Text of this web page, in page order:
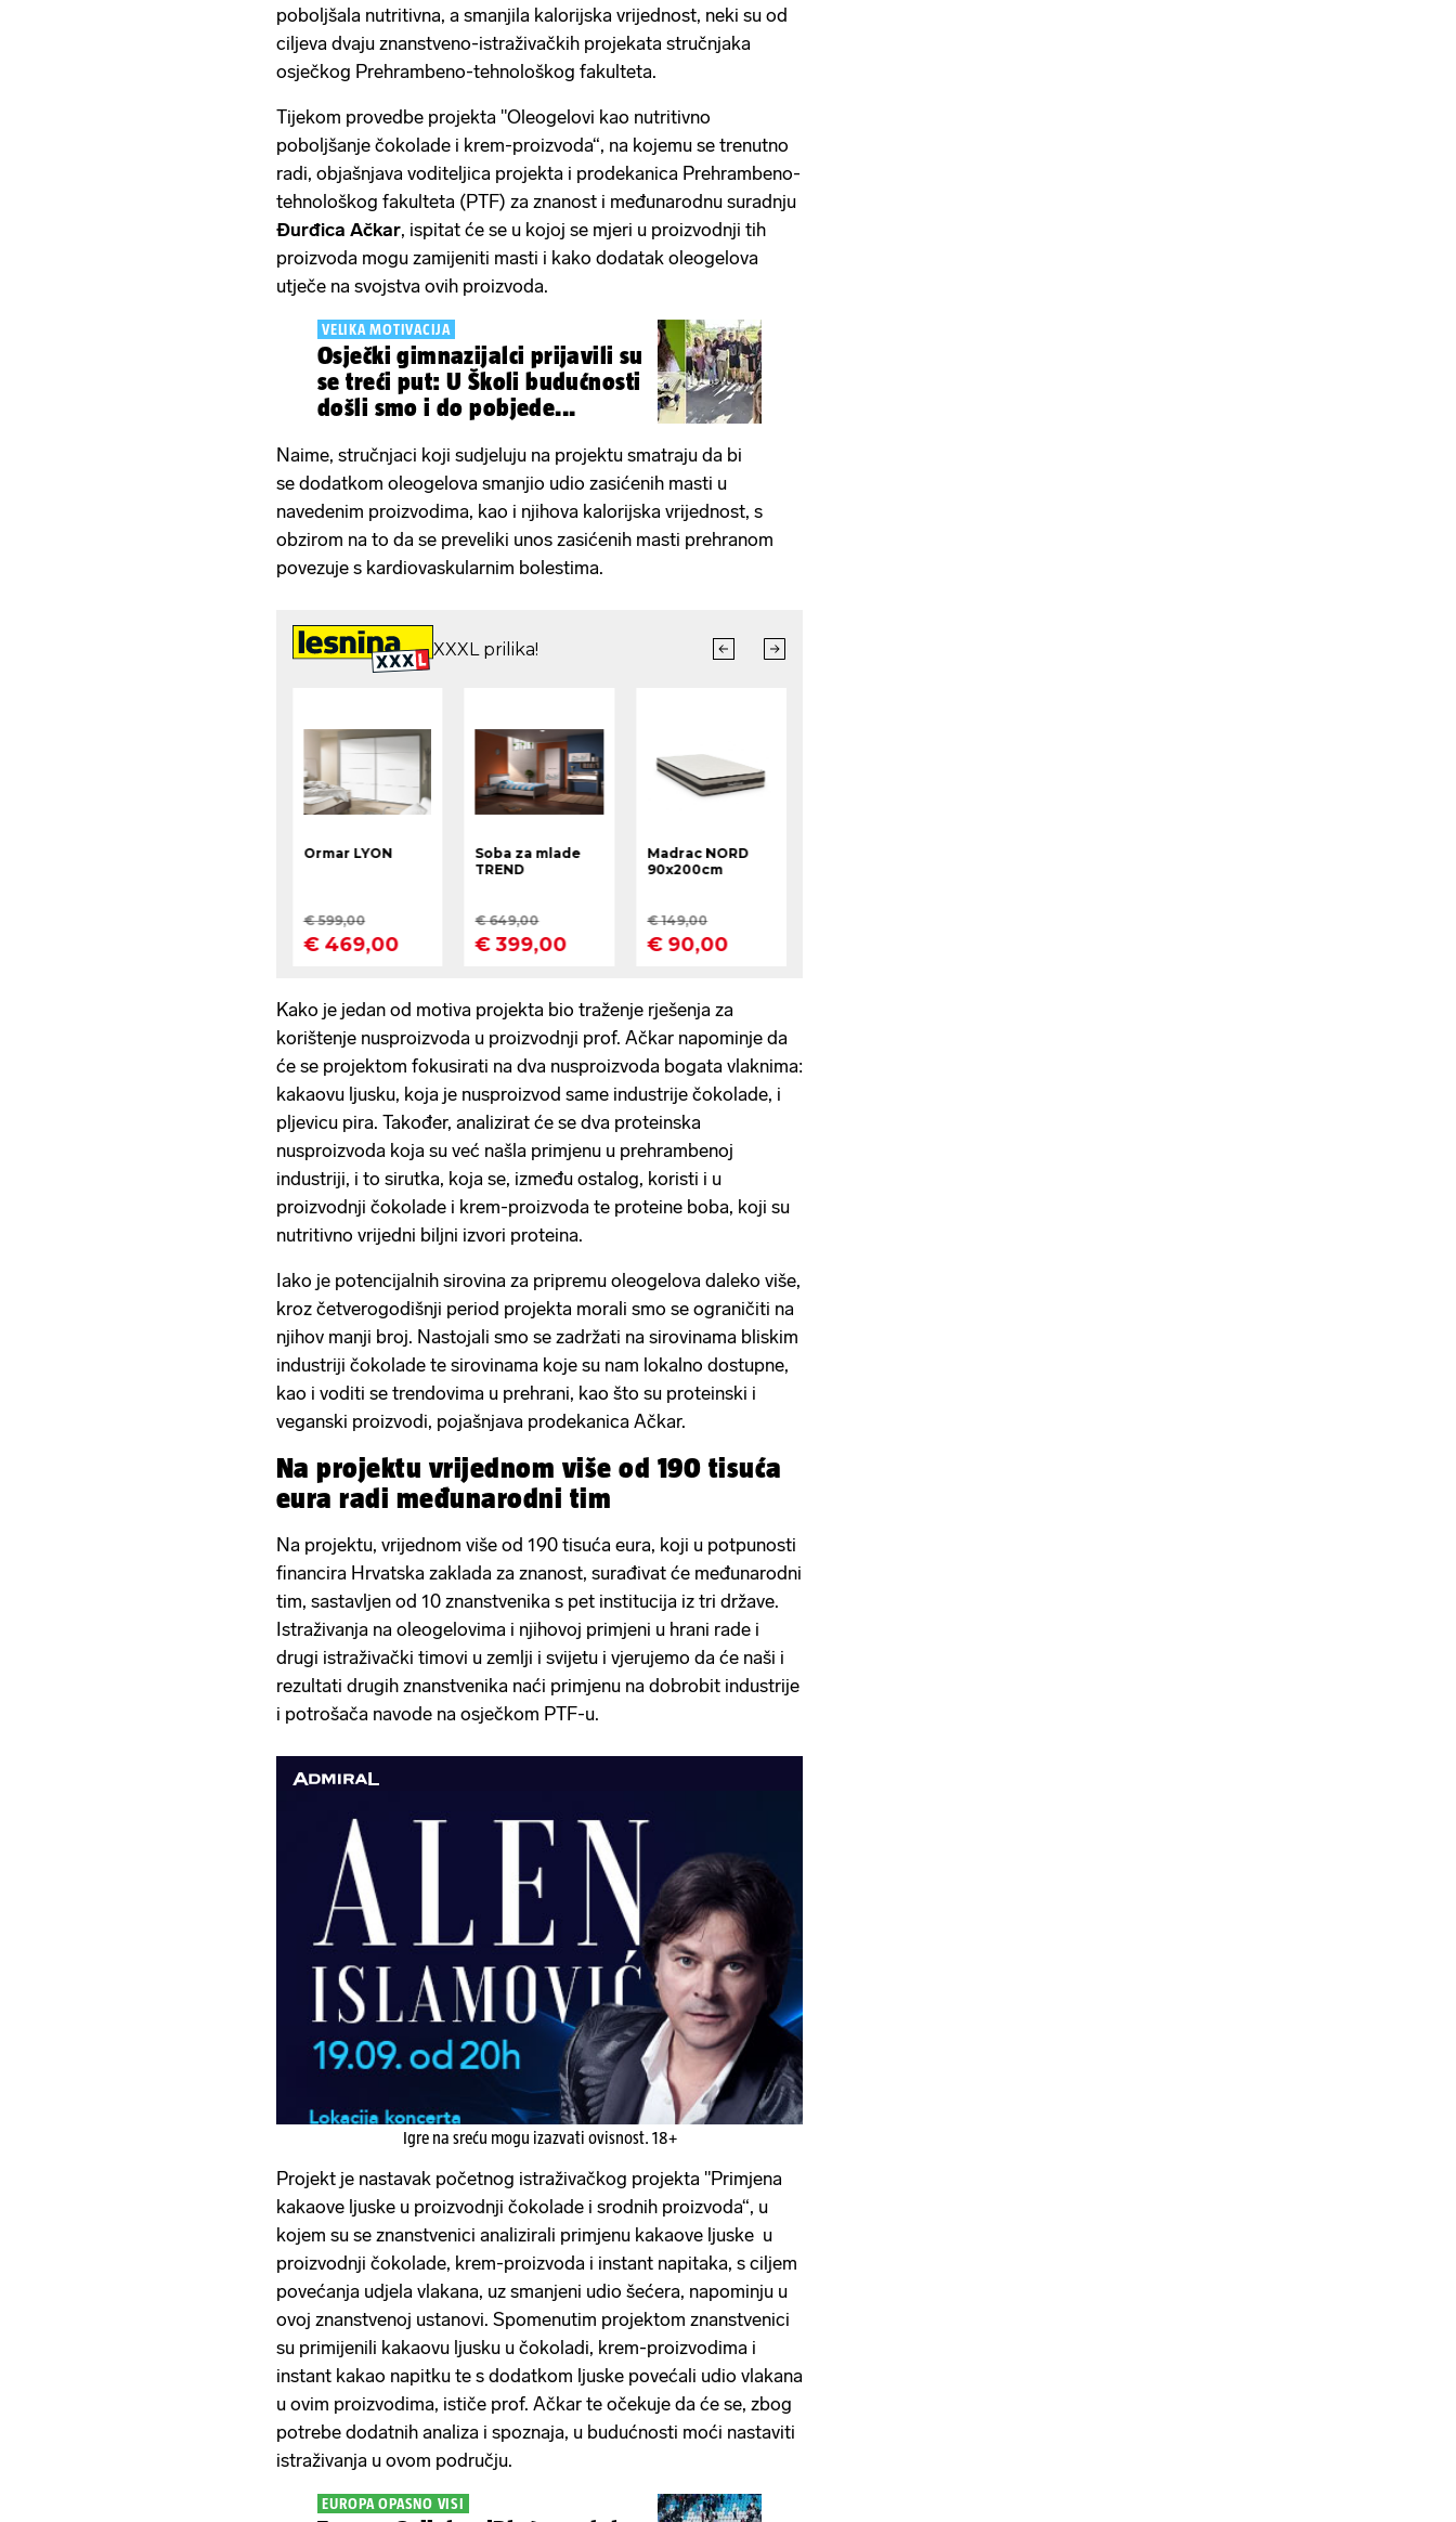
poboljšala nutritivna, a smanjila kalorijska vrijednost, neki su od
ciljeva dvaju znanstveno-istraživačkih projekata stručnjaka
osječkog Prehrambeno-tehnološkog fakulteta.
Tijekom provedbe projekta "Oleogelovi kao nutritivno
poboljšanje čokolade i krem-proizvoda“, na kojemu se trenutno
radi, objašnjava voditeljica projekta i prodekanica Prehrambeno-
tehnološkog fakulteta (PTF) za znanost i međunarodnu suradnju
Đurđica Ačkar, ispitat će se u kojoj se mjeri u proizvodnji tih
proizvoda mogu zamijeniti masti i kako dodatak oleogelova
utječe na svojstva ovih proizvoda.
VELIKA MOTIVACIJA
Osječki gimnazijalci prijavili su
se treći put: U Školi budućnosti
došli smo i do pobjede...
Naime, stručnjaci koji sudjeluju na projektu smatraju da bi
se dodatkom oleogelova smanjio udio zasićenih masti u
navedenim proizvodima, kao i njihova kalorijska vrijednost, s
obzirom na to da se preveliki unos zasićenih masti prehranom
povezuje s kardiovaskularnim bolestima.
Kako je jedan od motiva projekta bio traženje rješenja za
korištenje nusproizvoda u proizvodnji prof. Ačkar napominje da
će se projektom fokusirati na dva nusproizvoda bogata vlaknima:
kakaovu ljusku, koja je nusproizvod same industrije čokolade, i
pljevicu pira. Također, analizirat će se dva proteinska
nusproizvoda koja su već našla primjenu u prehrambenoj
industriji, i to sirutka, koja se, između ostalog, koristi i u
proizvodnji čokolade i krem-proizvoda te proteine boba, koji su
nutritivno vrijedni biljni izvori proteina.
Iako je potencijalnih sirovina za pripremu oleogelova daleko više,
kroz četverogodišnji period projekta morali smo se ograničiti na
njihov manji broj. Nastojali smo se zadržati na sirovinama bliskim
industriji čokolade te sirovinama koje su nam lokalno dostupne,
kao i voditi se trendovima u prehrani, kao što su proteinski i
veganski proizvodi, pojašnjava prodekanica Ačkar.
Na projektu vrijednom više od 190 tisuća
eura radi međunarodni tim
Na projektu, vrijednom više od 190 tisuća eura, koji u potpunosti
financira Hrvatska zaklada za znanost, surađivat će međunarodni
tim, sastavljen od 10 znanstvenika s pet institucija iz tri države.
Istraživanja na oleogelovima i njihovoj primjeni u hrani rade i
drugi istraživački timovi u zemlji i svijetu i vjerujemo da će naši i
rezultati drugih znanstvenika naći primjenu na dobrobit industrije
i potrošača navode na osječkom PTF-u.
Igre na sreću mogu izazvati ovisnost. 18+
Projekt je nastavak početnog istraživačkog projekta "Primjena
kakaove ljuske u proizvodnji čokolade i srodnih proizvoda“, u
kojem su se znanstvenici analizirali primjenu kakaove ljuske u
proizvodnji čokolade, krem-proizvoda i instant napitaka, s ciljem
povećanja udjela vlakana, uz smanjeni udio šećera, napominju u
ovoj znanstvenoj ustanovi. Spomenutim projektom znanstvenici
su primijenili kakaovu ljusku u čokoladi, krem-proizvodima i
instant kakao napitku te s dodatkom ljuske povećali udio vlakana
u ovim proizvodima, ističe prof. Ačkar te očekuje da će se, zbog
potrebe dodatnih analiza i spoznaja, u budućnosti moći nastaviti
istraživanja u ovom području.
EUROPA OPASNO VISI